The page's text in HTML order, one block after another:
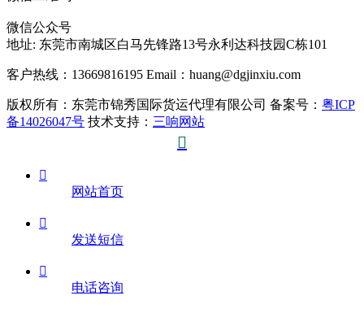
微信公众号
地址: 东莞市南城区白马先锋路13号永利达科技园C栋101
客户热线：13669816195 Email：huang@dgjinxiu.com
版权所有：东莞市锦秀国际货运代理有限公司 备案号： 粤ICP
备14026047号 技术支持： 三响网站


网站首页

发送短信

电话咨询